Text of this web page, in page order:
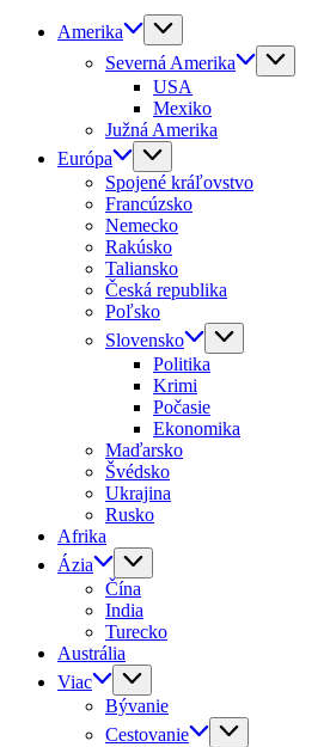
Amerika
Severná Amerika
USA
Mexiko
Južná Amerika
Európa
Spojené kráľovstvo
Francúzsko
Nemecko
Rakúsko
Taliansko
Česká republika
Poľsko
Slovensko
Politika
Krimi
Počasie
Ekonomika
Maďarsko
Švédsko
Ukrajina
Rusko
Afrika
Ázia
Čína
India
Turecko
Austrália
Viac
Bývanie
Cestovanie